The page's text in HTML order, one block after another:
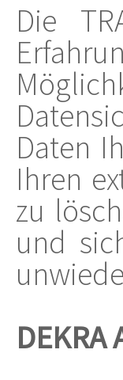
Die
Daten
Ihren
zu
und